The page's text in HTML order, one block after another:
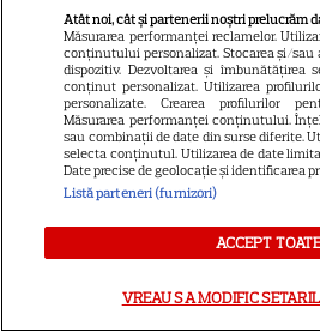
Atât noi, cât și partenerii noștri prelucrăm
Măsurarea performanței reclamelor.
conținutului personalizat. Stocarea și/sau
dispozitiv. Dezvoltarea și îmbunătățirea
conținut personalizat. Utilizarea
personalizate. Crearea profilurilor
Măsurarea performanței conținutului.
sau combinații de date din surse diferite.
selecta conținutul. Utilizarea de date
Date precise de geolocație și identificarea
Listă parteneri (furnizori)
ACCEPT
VREAU SA MODIFIC